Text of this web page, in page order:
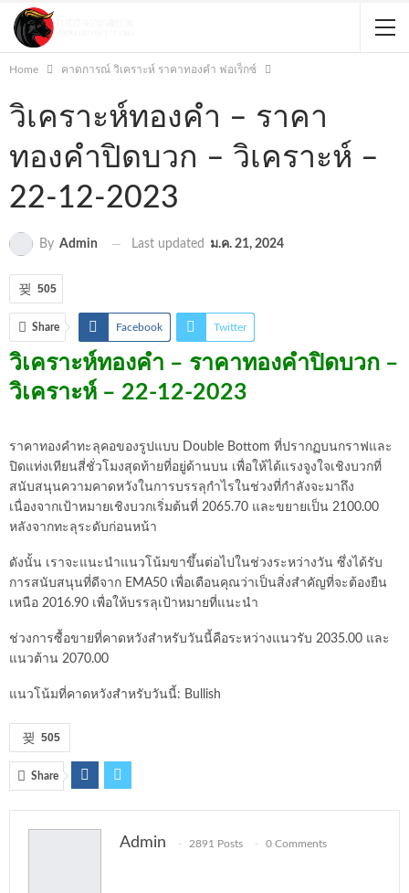
Home คาดการณ์ วิเคราะห์ ราคาทองคำ ฟอเร็กซ์
วิเคราะห์ทองคำ – ราคา
ทองคำปิดบวก – วิเคราะห์ –
22-12-2023
By Admin Last updated ม.ค. 21, 2024
505
Share Facebook Twitter
วิเคราะห์ทองคำ – ราคาทองคำปิดบวก –
วิเคราะห์ – 22-12-2023
ราคาทองคำทะลุคอของรูปแบบ Double Bottom ที่ปรากฏบนกราฟและ
ปิดแท่งเทียนสี่ชั่วโมงสุดท้ายที่อยู่ด้านบน เพื่อให้ได้แรงจูงใจเชิงบวกที่
สนับสนุนความคาดหวังในการบรรลุกำไรในช่วงที่กำลังจะมาถึง
เนื่องจากเป้าหมายเชิงบวกเริ่มต้นที่ 2065.70 และขยายเป็น 2100.00
หลังจากทะลุระดับก่อนหน้า
ดังนั้น เราจะแนะนำแนวโน้มขาขึ้นต่อไปในช่วงระหว่างวัน ซึ่งได้รับ
การสนับสนุนที่ดีจาก EMA50 เพื่อเตือนคุณว่าเป็นสิ่งสำคัญที่จะต้องยืน
เหนือ 2016.90 เพื่อให้บรรลุเป้าหมายที่แนะนำ
ช่วงการซื้อขายที่คาดหวังสำหรับวันนี้คือระหว่างแนวรับ 2035.00 และ
แนวต้าน 2070.00
แนวโน้มที่คาดหวังสำหรับวันนี้: Bullish
505
Share
Admin 2891 Posts 0 Comments